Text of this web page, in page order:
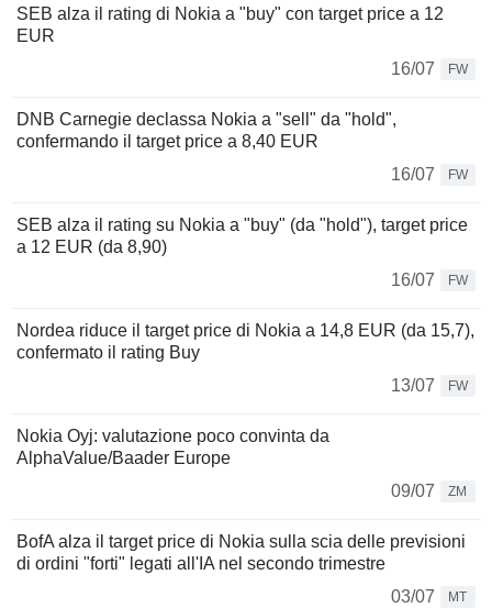
SEB alza il rating di Nokia a "buy" con target price a 12
EUR
16/07
FW
DNB Carnegie declassa Nokia a "sell" da "hold",
confermando il target price a 8,40 EUR
16/07
FW
SEB alza il rating su Nokia a "buy" (da "hold"), target price
a 12 EUR (da 8,90)
16/07
FW
Nordea riduce il target price di Nokia a 14,8 EUR (da 15,7),
confermato il rating Buy
13/07
FW
Nokia Oyj: valutazione poco convinta da
AlphaValue/Baader Europe
09/07
ZM
BofA alza il target price di Nokia sulla scia delle previsioni
di ordini "forti" legati all'IA nel secondo trimestre
03/07
MT